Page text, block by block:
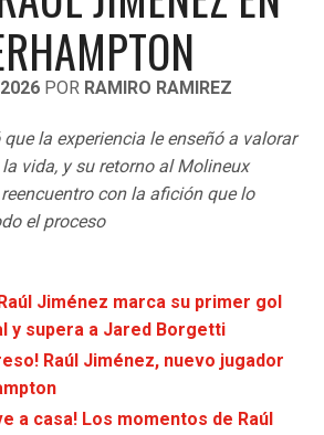
POR RAMIRO RAMIREZ
la experiencia le enseñó a valorar
vida, y su retorno al Molineux
con la afición que lo
el proceso
Jiménez marca su primer gol
y supera a Jared Borgetti
Raúl Jiménez, nuevo jugador
a casa! Los momentos de Raúl